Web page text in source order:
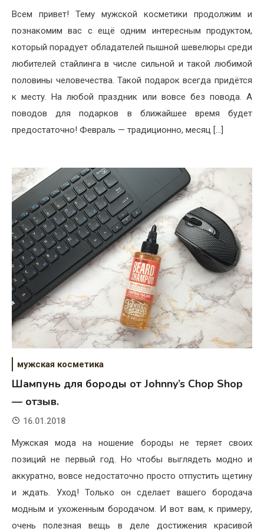
Всем привет! Тему мужской косметики продолжим и
познакомим вас с ещё одним интересным продуктом,
который порадует обладателей пышной шевелюры среди
любителей стайлинга в числе сильной и такой любимой
половины человечества. Такой подарок всегда придётся
к месту. На любой праздник или вовсе без повода. А
поводов для подарков в ближайшее время будет
предостаточно! Февраль — традиционно, месяц […]
мужская косметика
Шампунь для бороды от Johnny’s Chop Shop
— отзыв.
16.01.2018
Мужская мода на ношение бороды не теряет своих
позиций не первый год. Но чтобы выглядеть модно и
аккуратно, вовсе недостаточно просто отпустить щетину
и ждать. Уход! Только он сделает вашего бородача
модным и ухоженным бородачом. И вот вам, к примеру,
очень полезная вещь в деле достижения красивой